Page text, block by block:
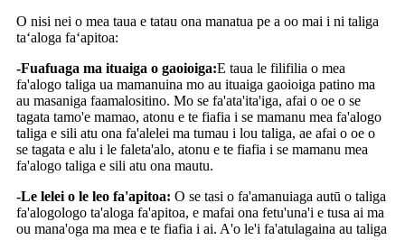
O nisi nei o mea taua e tatau ona manatua pe a oo mai i ni taliga
taʻaloga faʻapitoa:
-Fuafuaga ma ituaiga o gaoioiga:E taua le filifilia o mea
fa'alogo taliga ua mamanuina mo au ituaiga gaoioiga patino ma
au masaniga faamalositino. Mo se fa'ata'ita'iga, afai o oe o se
tagata tamo'e mamao, atonu e te fiafia i se mamanu mea fa'alogo
taliga e sili atu ona fa'alelei ma tumau i lou taliga, ae afai o oe o
se tagata e alu i le faleta'alo, atonu e te fiafia i se mamanu mea
fa'alogo taliga e sili atu ona mautu.
-Le lelei o le leo fa'apitoa: O se tasi o fa'amanuiaga autū o taliga
fa'alogologo ta'aloga fa'apitoa, e mafai ona fetu'una'i e tusa ai ma
ou mana'oga ma mea e te fiafia i ai. A'o le'i fa'atulagaina au taliga